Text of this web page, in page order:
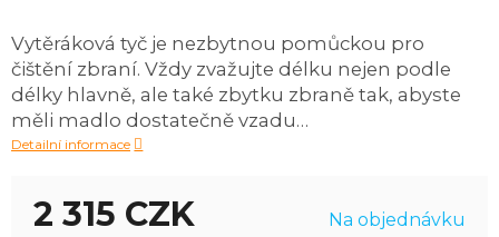
0,0
z
5
hvězdiček.
2 315 CZK Na objednávku
Vytěráková tyč je nezbytnou pomůckou pro
čištění zbraní. Vždy zvažujte délku nejen podle
délky hlavně, ale také zbytku zbraně tak, abyste
měli madlo dostatečně vzadu…
Detailní informace